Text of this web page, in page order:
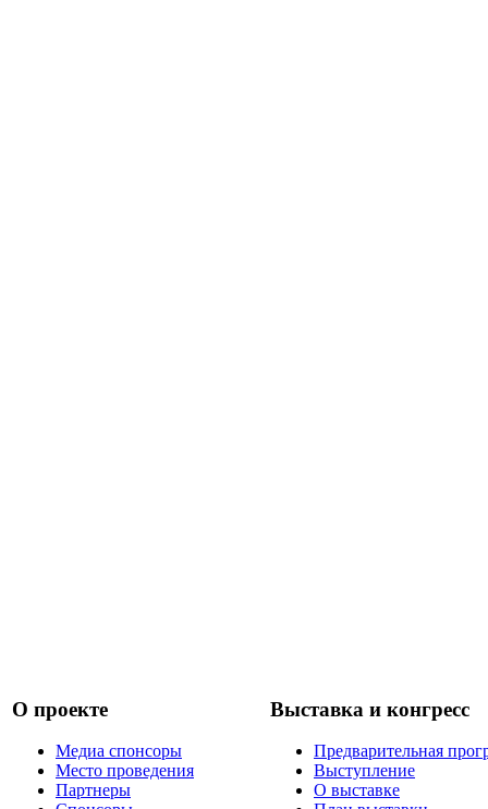
О проекте
Медиа спонсоры
Место проведения
Партнеры
Выставка и конгресс
Предварительная
Выступление
О выставке